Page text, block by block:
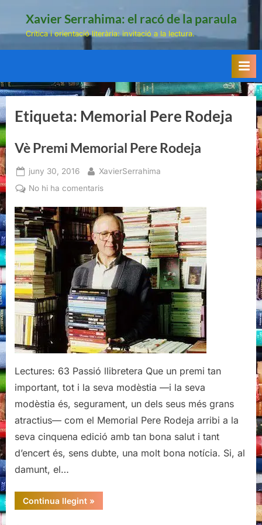
Xavier Serrahima: el racó de la paraula
Crítica i orientació literària: invitació a la lectura.
Etiqueta: Memorial Pere Rodeja
Vè Premi Memorial Pere Rodeja
Posted
on
juny 30, 2016 By
XavierSerrahima
No hi ha comentarisa
Premi
Memorial
Pere
Rodeja
Lectures: 63 Passió llibretera Que un premi tan
important, tot i la seva modèstia —i la seva
modèstia és, segurament, un dels seus més grans
atractius— com el Memorial Pere Rodeja arribi a la
seva cinquena edició amb tan bona salut i tant
d’encert és, sens dubte, una molt bona notícia. Si, al
damunt, el…
Continua llegint“Vè
Premi
»